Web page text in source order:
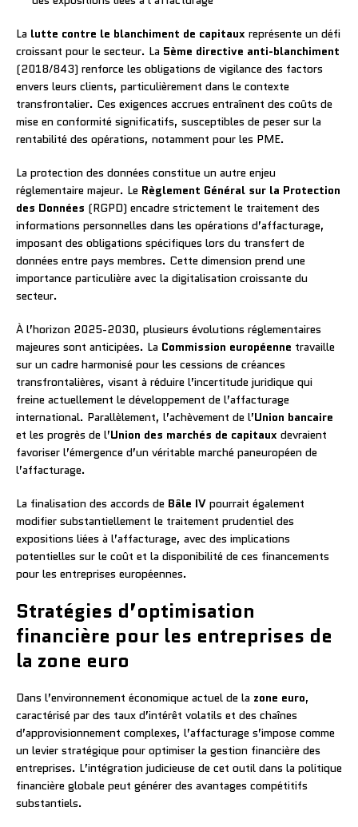
La lutte contre le blanchiment de capitaux représente un défi
croissant pour le secteur. La 5ème directive anti-blanchiment
(2018/843) renforce les obligations de vigilance des factors
envers leurs clients, particulièrement dans le contexte
transfrontalier. Ces exigences accrues entraînent des coûts de
mise en conformité significatifs, susceptibles de peser sur la
rentabilité des opérations, notamment pour les PME.
La protection des données constitue un autre enjeu
réglementaire majeur. Le Règlement Général sur la Protection
des Données (RGPD) encadre strictement le traitement des
informations personnelles dans les opérations d’affacturage,
imposant des obligations spécifiques lors du transfert de
données entre pays membres. Cette dimension prend une
importance particulière avec la digitalisation croissante du
secteur.
À l’horizon 2025-2030, plusieurs évolutions réglementaires
majeures sont anticipées. La Commission européenne travaille
sur un cadre harmonisé pour les cessions de créances
transfrontalières, visant à réduire l’incertitude juridique qui
freine actuellement le développement de l’affacturage
international. Parallèlement, l’achèvement de l’Union bancaire
et les progrès de l’Union des marchés de capitaux devraient
favoriser l’émergence d’un véritable marché paneuropéen de
l’affacturage.
La finalisation des accords de Bâle IV pourrait également
modifier substantiellement le traitement prudentiel des
expositions liées à l’affacturage, avec des implications
potentielles sur le coût et la disponibilité de ces financements
pour les entreprises européennes.
Stratégies d’optimisation
financière pour les entreprises de
la zone euro
Dans l’environnement économique actuel de la zone euro,
caractérisé par des taux d’intérêt volatils et des chaînes
d’approvisionnement complexes, l’affacturage s’impose comme
un levier stratégique pour optimiser la gestion financière des
entreprises. L’intégration judicieuse de cet outil dans la politique
financière globale peut générer des avantages compétitifs
substantiels.